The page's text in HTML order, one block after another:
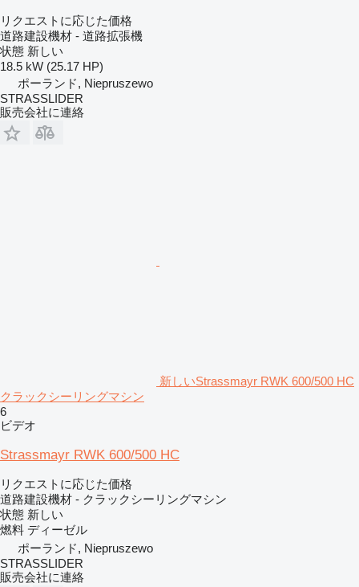
リクエストに応じた価格
道路建設機材 - 道路拡張機
状態 新しい
18.5 kW (25.17 HP)
ポーランド, Niepruszewo
STRASSLIDER
販売会社に連絡
新しいStrassmayr RWK 600/500 HC
クラックシーリングマシン
6
ビデオ
Strassmayr RWK 600/500 HC
リクエストに応じた価格
道路建設機材 - クラックシーリングマシン
状態 新しい
燃料 ディーゼル
ポーランド, Niepruszewo
STRASSLIDER
販売会社に連絡